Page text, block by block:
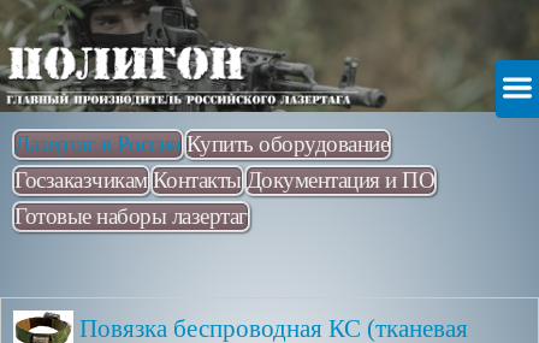
Лазертаг в России Купить оборудование
Госзаказчикам Контакты Документация и ПО
Готовые наборы лазертаг
Повязка беспроводная КС (тканевая